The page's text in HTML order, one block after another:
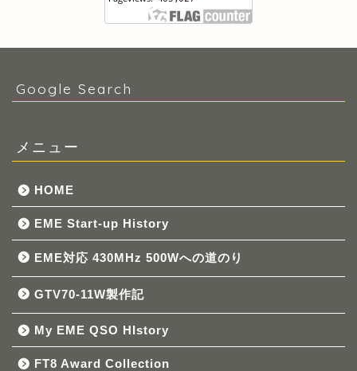
Google Search
メニュー
HOME
EME Start-up History
EME対応 430MHz 500Wへの道のり
GTV70-11W製作記
My EME QSO HIstory
FT8 Award Collection